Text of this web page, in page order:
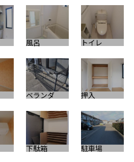
風呂 トイレ
ベランダ 押入
下駄箱 駐車場